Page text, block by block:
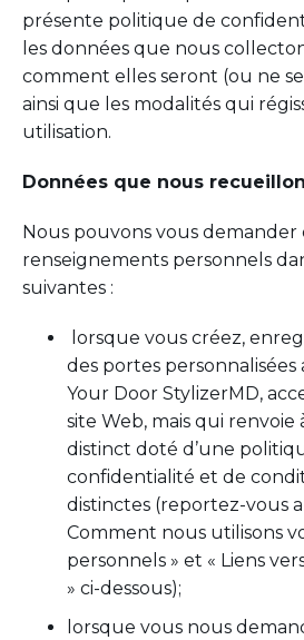
présente politique de
les données que nous
comment elles seront (ou ne
ainsi que les modalités qui
utilisation.
Données que nous
Nous pouvons vous
renseignements personnels
suivantes :
lorsque vous créez,
des portes personnalisées
Your Door StylizerMD,
site Web, mais qui renvoie
distinct doté d’une
confidentialité et de
distinctes (reportez-vous
Comment nous utilisons
personnels » et « Liens
» ci-dessous);
lorsque vous nous